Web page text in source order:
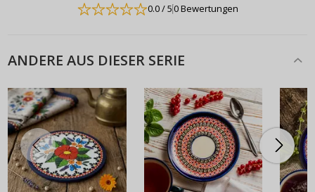
0.0/ 50 Bewertungen
ANDERE AUS DIESER SERIE